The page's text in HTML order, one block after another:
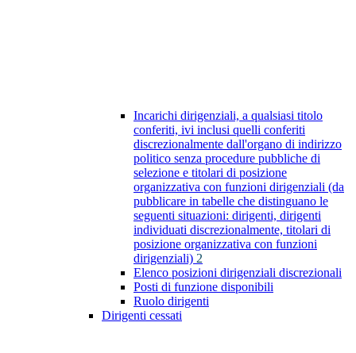
Incarichi dirigenziali, a qualsiasi titolo
conferiti, ivi inclusi quelli conferiti
discrezionalmente dall'organo di indirizzo
politico senza procedure pubbliche di
selezione e titolari di posizione
organizzativa con funzioni dirigenziali (da
pubblicare in tabelle che distinguano le
seguenti situazioni: dirigenti, dirigenti
individuati discrezionalmente, titolari di
posizione organizzativa con funzioni
dirigenziali) 2
Elenco posizioni dirigenziali discrezionali
Posti di funzione disponibili
Ruolo dirigenti
Dirigenti cessati